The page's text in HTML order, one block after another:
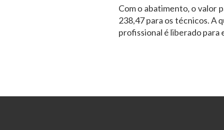
Com o abatimento, o valor
238,47 para os técnicos. A
profissional é liberado para